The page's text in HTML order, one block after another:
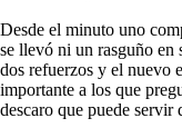
Desde el minuto uno
se llevó ni un rasguño en
dos refuerzos y el nuevo
importante a los que
descaro que puede servir